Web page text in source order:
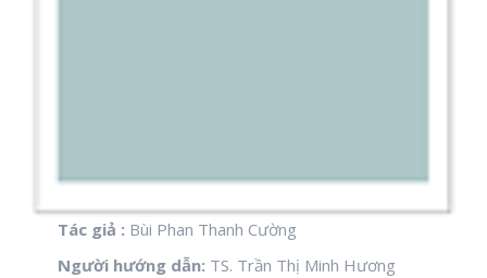
Tác giả : Bùi Phan Thanh Cường
Người hướng dẫn: TS. Trần Thị Minh Hương